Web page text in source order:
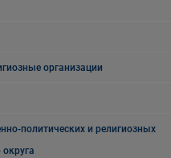
организации
политических и религиозных